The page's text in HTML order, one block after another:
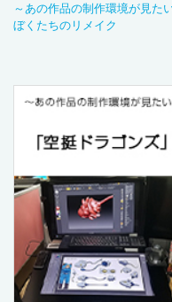
～あの作品の制作環境が見た
ぼくたちのリメイク